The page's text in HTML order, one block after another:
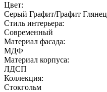
Цвет:
Серый Графит/Графит Глянец
Стиль интерьера:
Современный
Материал фасада:
МДФ
Материал корпуса:
ЛДСП
Коллекция:
Стокгольм